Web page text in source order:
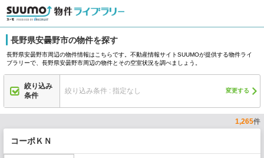
長野県安曇野市の物件を探す
長野県安曇野市周辺の物件情報はこちらです。不動産情報サイトSUUMOが提供する物件ライ
ブラリーで、長野県安曇野市周辺の物件とその空室状況を調べましょう。
絞り込み
条件
絞り込み条件 : 指定なし 変更する
1,265件
コーポＫＮ